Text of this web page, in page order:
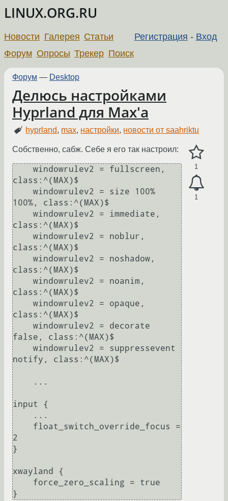
LINUX.ORG.RU
Регистрация - Вход
Новости Галерея Статьи
Форум Опросы Трекер Поиск
Форум — Desktop
Делюсь настройками
Hyprland для Max'а
hyprland, max, настройки, новости от saahriktu
1
1
Собственно, сабж. Себе я его так настроил:
class:^(MAX)$
100%, class:^(MAX)$
class:^(MAX)$
class:^(MAX)$
class:^(MAX)$
class:^(MAX)$
class:^(MAX)$
false, class:^(MAX)$
notify, class:^(MAX)$
input {
2
}
xwayland {